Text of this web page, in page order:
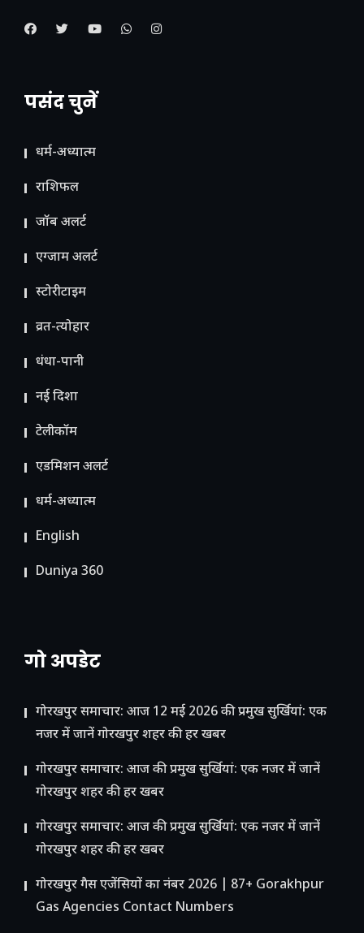
पसंद चुनें
धर्म-अध्यात्म
राशिफल
जॉब अलर्ट
एग्जाम अलर्ट
स्टोरीटाइम
व्रत-त्योहार
धंधा-पानी
नई दिशा
टेलीकॉम
ए​डमिशन अलर्ट
धर्म-अध्यात्म
English
Duniya 360
गो अपडेट
गोरखपुर समाचार: आज 12 मई 2026 की प्रमुख सुर्खियां: एक
नजर में जानें गोरखपुर शहर की हर खबर
गोरखपुर समाचार: आज की प्रमुख सुर्खियां: एक नजर में जानें
गोरखपुर शहर की हर खबर
गोरखपुर समाचार: आज की प्रमुख सुर्खियां: एक नजर में जानें
गोरखपुर शहर की हर खबर
गोरखपुर गैस एजेंसियों का नंबर 2026 | 87+ Gorakhpur
Gas Agencies Contact Numbers